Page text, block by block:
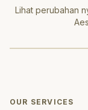
Lihat perubahan
OUR SERVICES